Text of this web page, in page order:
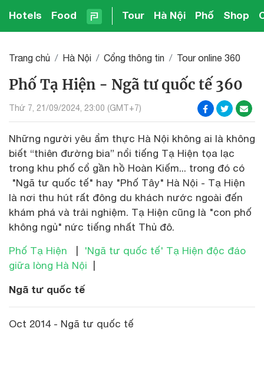
Hotels Food Tour Hà Nội Phố Shop
Trang chủ Hà Nội Cổng thông tin Tour online 360
Phố Tạ Hiện - Ngã tư quốc tế 360
Thứ 7, 21/09/2024, 23:00 (GMT+7)
Những người yêu ẩm thực Hà Nội không ai là không
biết “thiên đường bia” nổi tiếng Tạ Hiện tọa lạc
trong khu phố cổ gần hồ Hoàn Kiếm... trong đó có
"Ngã tư quốc tế" hay "Phố Tây" Hà Nội - Tạ Hiện
là nơi thu hút rất đông du khách nước ngoài đến
khám phá và trải nghiệm. Tạ Hiện cũng là "con phố
không ngủ" nức tiếng nhất Thủ đô.
Phố Tạ Hiện
'Ngã tư quốc tế' Tạ Hiện độc đáo
giữa lòng Hà Nội
Ngã tư quốc tế
Oct 2014 - Ngã tư quốc tế